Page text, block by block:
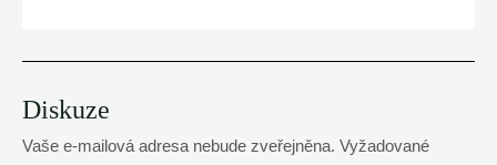
Diskuze
Vaše e-mailová adresa nebude zveřejněna. Vyžadované